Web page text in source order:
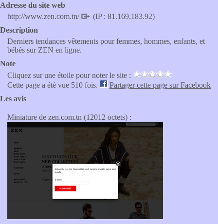
Adresse du site web
http://www.zen.com.tn/
(IP : 81.169.183.92)
Description
Derniers tendances vêtements pour femmes, hommes, enfants, et
bébés sur ZEN en ligne.
Note
Cliquez sur une étoile pour noter le site :
Cette page a été vue 510 fois.
Partager cette page sur Facebook
Les avis
Miniature de zen.com.tn (12012 octets) :